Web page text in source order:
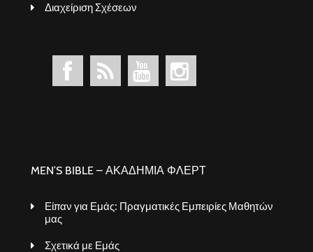
Διαχείριση Σχέσεων
MEN’S BIBLE – ΑΚΑΔΗΜΙΑ ΦΛΕΡΤ
Είπαν για Εμάς: Πραγματικές Εμπειρίες Μαθητών
μας
Σχετικά με Εμάς